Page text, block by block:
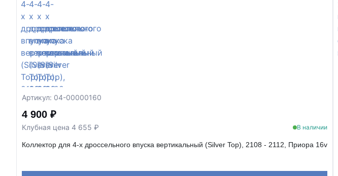
Артикул: 04-00000160
4 900 ₽
Клубная цена 4 655 ₽ В наличии
Коллектор для 4-х дроссельного впуска вертикальный (Silver Top), 2108 - 2112, Приора 16v